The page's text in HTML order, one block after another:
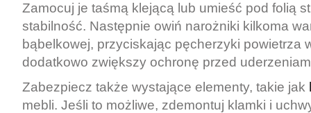
Zamocuj je taśmą klejącą lub umieść pod folią
stabilność. Następnie owiń narożniki kilkoma
bąbelkowej, przyciskając pęcherzyki powietrza
dodatkowo zwiększy ochronę przed
Zabezpiecz także wystające elementy, takie jak
mebli. Jeśli to możliwe, zdemontuj klamki i